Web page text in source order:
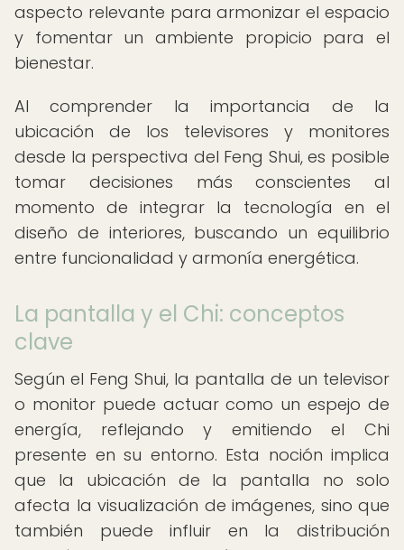
aspecto relevante para armonizar el espacio
y fomentar un ambiente propicio para el
bienestar.
Al comprender la importancia de la
ubicación de los televisores y monitores
desde la perspectiva del Feng Shui, es posible
tomar decisiones más conscientes al
momento de integrar la tecnología en el
diseño de interiores, buscando un equilibrio
entre funcionalidad y armonía energética.
La pantalla y el Chi: conceptos
clave
Según el Feng Shui, la pantalla de un televisor
o monitor puede actuar como un espejo de
energía, reflejando y emitiendo el Chi
presente en su entorno. Esta noción implica
que la ubicación de la pantalla no solo
afecta la visualización de imágenes, sino que
también puede influir en la distribución